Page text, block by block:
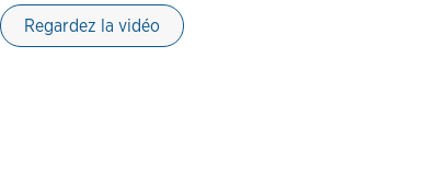
Regardez la vidéo